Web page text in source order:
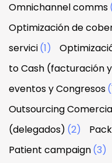
Omnichannel comms
Optimización de
servici(1)
to Cash (facturación
eventos y Congresos
Outsourcing
(delegados) (2)
Patient campaign(3)